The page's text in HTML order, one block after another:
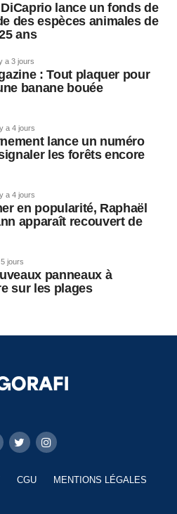
lance un fonds de
des espèces animales de
ans
a 3 jours
: Tout plaquer pour
banane bouée
a 4 jours
lance un numéro
les forêts encore
a 4 jours
en popularité, Raphaël
apparaît recouvert de
jours
panneaux à
sur les plages
CGU MENTIONS LÉGALES